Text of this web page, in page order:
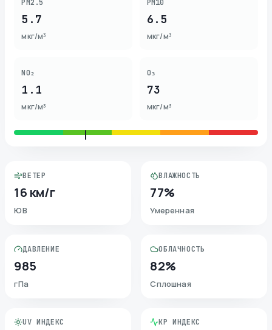
PM2.5
5.7
мкг/м³
PM10
6.5
мкг/м³
NO₂
1.1
мкг/м³
O₃
73
мкг/м³
ВЕТЕР
16 км/г
ЮВ
ВЛАЖНОСТЬ
77%
Умеренная
ДАВЛЕНИЕ
985
гПа
ОБЛАЧНОСТЬ
82%
Сплошная
UV ИНДЕКС KP ИНДЕКС